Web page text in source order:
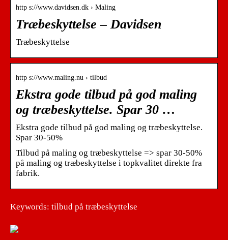
http s://www.davidsen.dk › Maling
Træbeskyttelse – Davidsen
Træbeskyttelse
http s://www.maling.nu › tilbud
Ekstra gode tilbud på god maling
og træbeskyttelse. Spar 30 …
Ekstra gode tilbud på god maling og træbeskyttelse.
Spar 30-50%
Tilbud på maling og træbeskyttelse => spar 30-50%
på maling og træbeskyttelse i topkvalitet direkte fra
fabrik.
Keywords: tilbud på træbeskyttelse